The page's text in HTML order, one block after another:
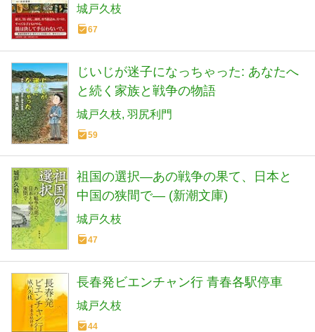
城戸久枝
67
じいじが迷子になっちゃった: あなたへ
と続く家族と戦争の物語
城戸久枝 羽尻利門
59
祖国の選択―あの戦争の果て、日本と
中国の狭間で― (新潮文庫)
城戸久枝
47
長春発ビエンチャン行 青春各駅停車
城戸久枝
44